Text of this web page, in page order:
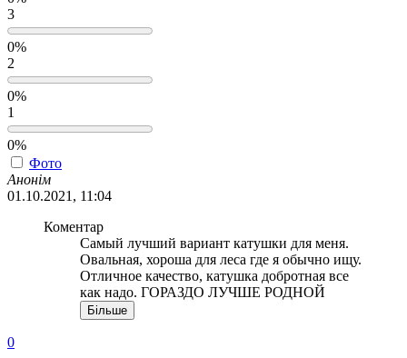
3
0%
2
0%
1
0%
Фото
Анонім
01.10.2021, 11:04
Коментар
Самый лучший вариант катушки для меня.
Овальная, хороша для леса где я обычно ищу.
Отличное качество, катушка добротная все
как надо. ГОРАЗДО ЛУЧШЕ РОДНОЙ
Більше
0